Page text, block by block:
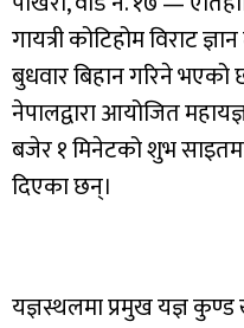
गायत्री कोटिहोम विराट
बुधवार बिहान गरिने
नेपालद्वारा आयोजित
बजेर १ मिनेटको शुभ
दिएका छन्।
यज्ञस्थलमा प्रमुख यज्ञ कुण्ड